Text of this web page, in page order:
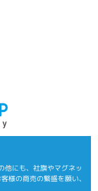
他にも、社旗やマグネッ
様の商売の繁盛を願い、